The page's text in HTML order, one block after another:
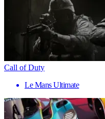
Call of Duty
Le Mans Ultimate